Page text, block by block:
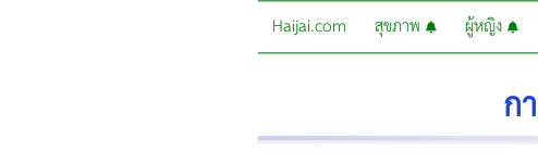
Haijai.com สุขภาพ ผู้หญิง
ก